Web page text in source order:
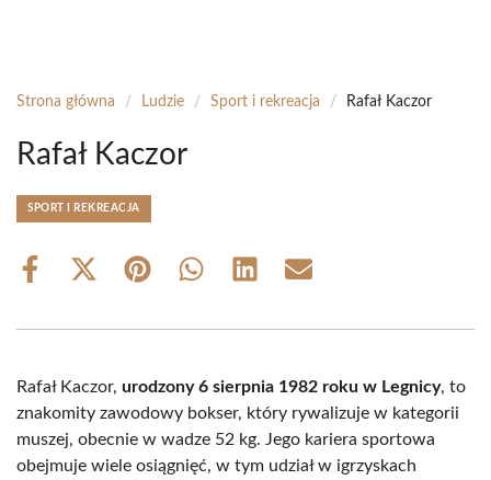
Strona główna / Ludzie / Sport i rekreacja / Rafał Kaczor
Rafał Kaczor
SPORT I REKREACJA
Share
Share
(Twitter)
Share Share Share Share
Rafał Kaczor, urodzony 6 sierpnia 1982 roku w Legnicy, to
znakomity zawodowy bokser, który rywalizuje w kategorii
muszej, obecnie w wadze 52 kg. Jego kariera sportowa
obejmuje wiele osiągnięć, w tym udział w igrzyskach